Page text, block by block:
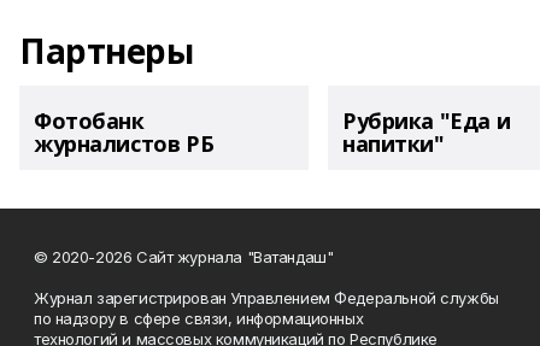
Партнеры
Фотобанк
журналистов РБ
Рубрика "Еда и
напитки"
© 2020-2026 Сайт журнала "Ватандаш"
Журнал зарегистрирован Управлением Федеральной службы
по надзору в сфере связи, информационных
технологий и массовых коммуникаций по Республике